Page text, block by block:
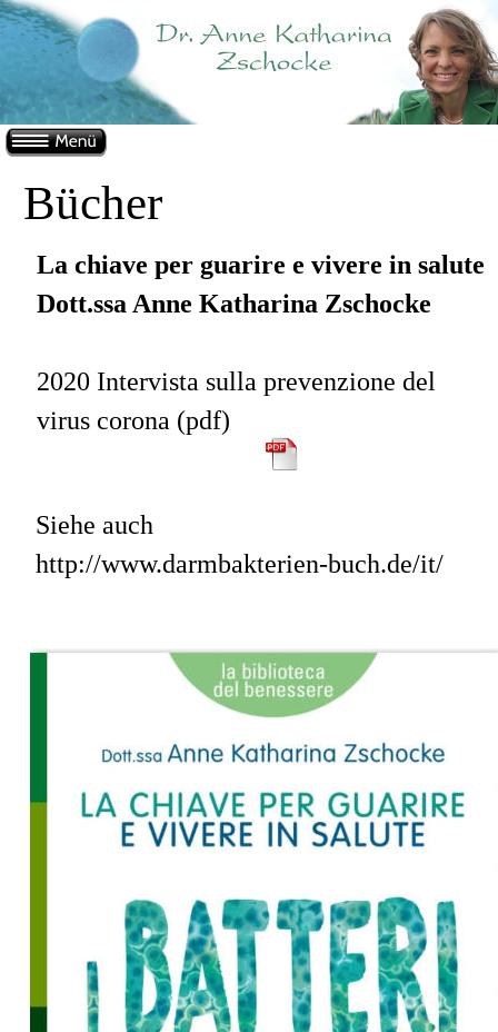
Bücher
La chiave per guarire e vivere in salute
Dott.ssa Anne Katharina Zschocke
2020 Intervista sulla prevenzione del
virus corona (pdf)
Siehe auch
http://www.darmbakterien-buch.de/it/